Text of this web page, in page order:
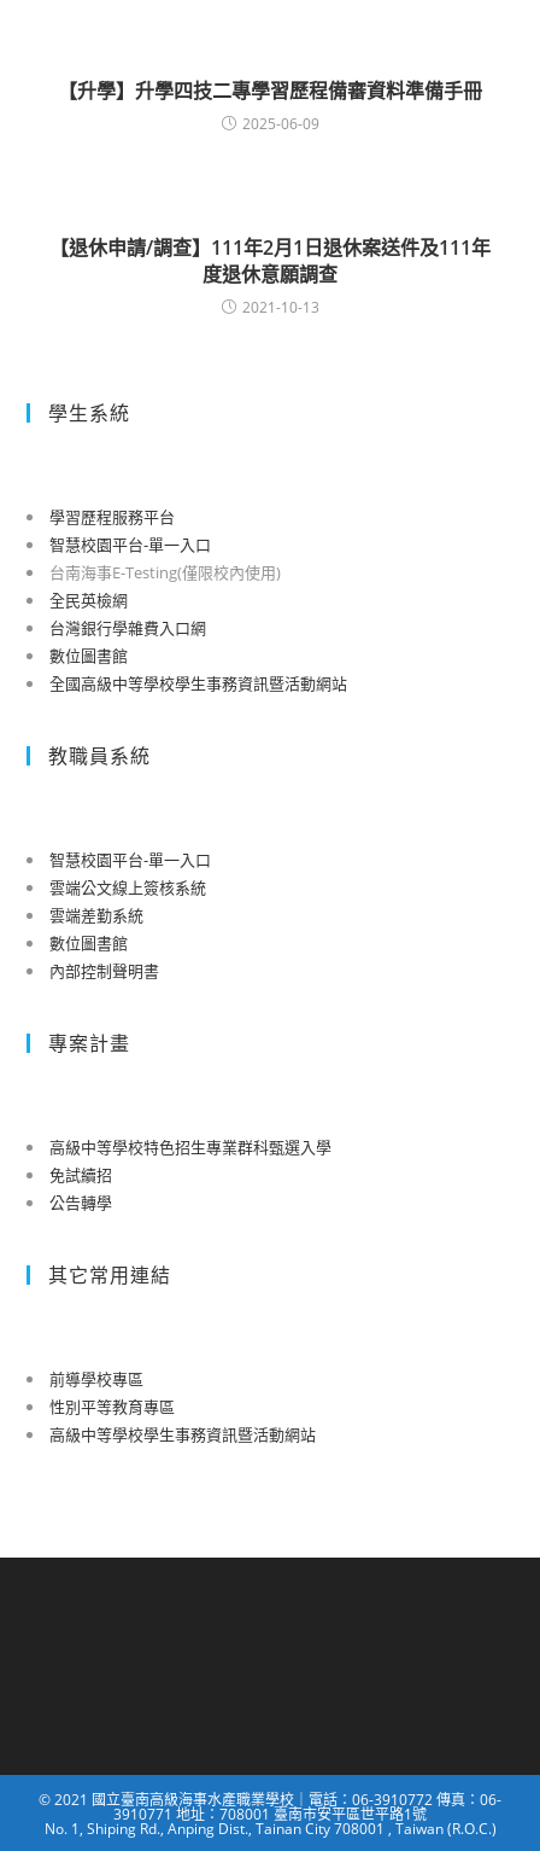
【升學】升學四技二專學習歷程備審資料準備手冊
2025-06-09
【退休申請/調查】111年2月1日退休案送件及111年
度退休意願調查
2021-10-13
學生系統
學習歷程服務平台
智慧校園平台-單一入口
台南海事E-Testing(僅限校內使用)
全民英檢網
台灣銀行學雜費入口網
數位圖書館
全國高級中等學校學生事務資訊暨活動網站
教職員系統
智慧校園平台-單一入口
雲端公文線上簽核系統
雲端差勤系統
數位圖書館
內部控制聲明書
專案計畫
高級中等學校特色招生專業群科甄選入學
免試續招
公告轉學
其它常用連結
前導學校專區
性別平等教育專區
高級中等學校學生事務資訊暨活動網站
© 2021 國立臺南高級海事水產職業學校｜電話：06-3910772 傳真：06-
3910771 地址：708001 臺南市安平區世平路1號
No. 1, Shiping Rd., Anping Dist., Tainan City 708001 , Taiwan (R.O.C.)